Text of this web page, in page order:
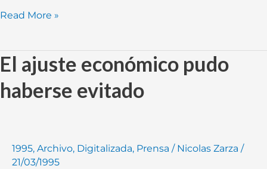
Read More »
El ajuste económico pudo
haberse evitado
1995, Archivo, Digitalizada, Prensa / Nicolas Zarza /
21/03/1995
El
ajuste
económico